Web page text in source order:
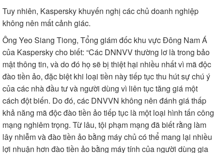
Tuy nhiên, Kaspersky khuyến nghị các chủ doanh nghiệp
không nên mất cảnh giác.
Ông Yeo Siang Tiong, Tổng giám đốc khu vực Đông Nam Á
của Kaspersky cho biết: “Các DNNVV thường lơ là trong bảo
mật thông tin, và do đó họ sẽ bị thiệt hại nhiều nhất vì mã độc
đào tiền ảo, đặc biệt khi loại tiền này tiếp tục thu hút sự chú ý
của các nhà đầu tư và người dùng vì liên tục tăng giá một
cách đột biến. Do đó, các DNVVN không nên đánh giá thấp
khả năng mã độc đào tiền ảo tiếp tục là một loại hình tấn công
mạng nghiêm trọng. Từ lâu, tội phạm mạng đã biết rằng làm
lây nhiễm và đào tiền ảo bằng máy chủ có thể mang lại nhiều
lợi nhuận hơn đào tiền ảo bằng máy tính của người dùng gia